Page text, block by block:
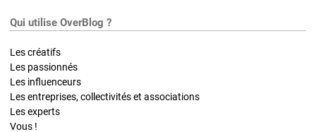
Qui utilise OverBlog ?
Les créatifs
Les passionnés
Les influenceurs
Les entreprises, collectivités et associations
Les experts
Vous !